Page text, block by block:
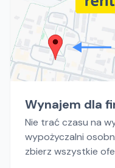
Wynajem dla
Nie trać czasu na
wypożyczalni
zbierz wszystkie